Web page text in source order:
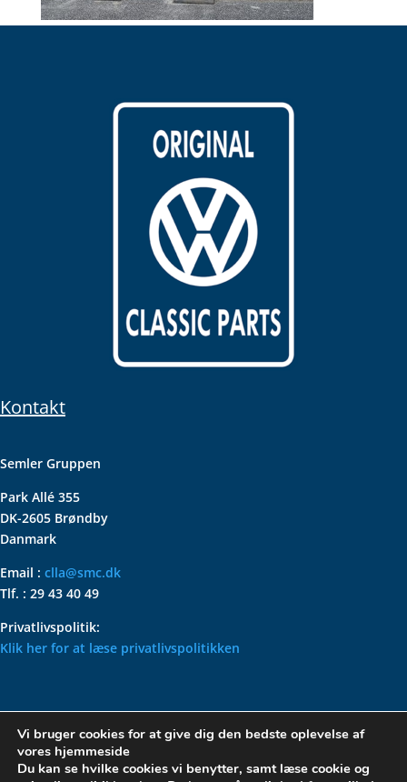
Kontakt
Semler Gruppen
Park Allé 355
DK-2605 Brøndby
Danmark
Email : clla@smc.dk
Tlf. : 29 43 40 49
Privatlivspolitik:
Klik her for at læse privatlivspolitikken
VOLKSWAGEN CLASSIC
PARTS – HOLDER DIN
KLASSISKE VOLKSWAGEN I
Vi bruger cookies for at give dig den bedste oplevelse af
vores hjemmeside
Du kan se hvilke cookies vi benytter, samt læse cookie og